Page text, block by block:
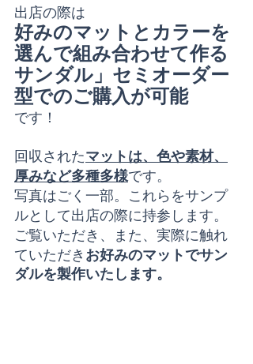
出店の際は
好みのマットとカラーを
選んで組み合わせて作る
サンダル」セミオーダー
型でのご購入が可能
です！
回収されたマットは、色や素材、
厚みなど多種多様です。
写真はごく一部。これらをサンプ
ルとして出店の際に持参します。
ご覧いただき、また、実際に触れ
ていただき お好みのマットでサン
ダルを製作いたします。